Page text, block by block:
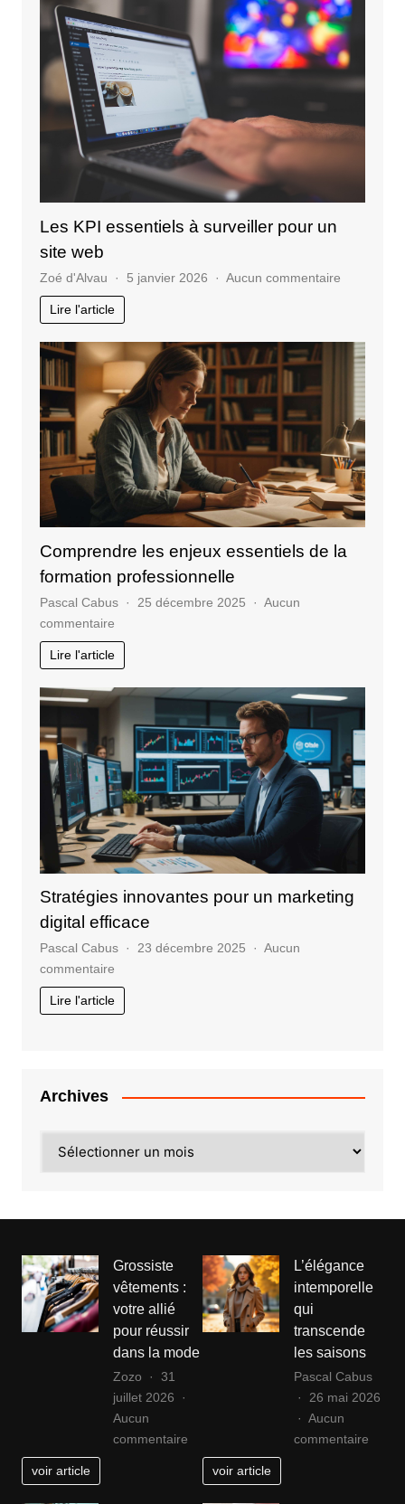
Tunisie
Les KPI essentiels à surveiller pour un
site web
Zoé d'Alvau 5 janvier 2026 Aucun commentairesur
essentiels
surveiller
pour
un
site
web
Lire l'article
Comprendre les enjeux essentiels de la
formation professionnelle
Pascal Cabus 25 décembre 2025
Aucun
commentairesur
Comprendre
les
enjeux
de
formation
professionnelle
Lire l'article
Stratégies innovantes pour un marketing
digital efficace
Pascal Cabus 23 décembre 2025
Aucun
commentairesur
Stratégies
innovantes
Lire l'article
Archives
Grossiste
vêtements :
votre allié
pour réussir
dans la mode
Zozo
31
juillet 2026
Aucun
commentairesur
Grossiste
vêtements
voir article
L’élégance
intemporelle
qui
transcende
les saisons
Pascal Cabus
26 mai 2026
Aucun
commentaire
voir article